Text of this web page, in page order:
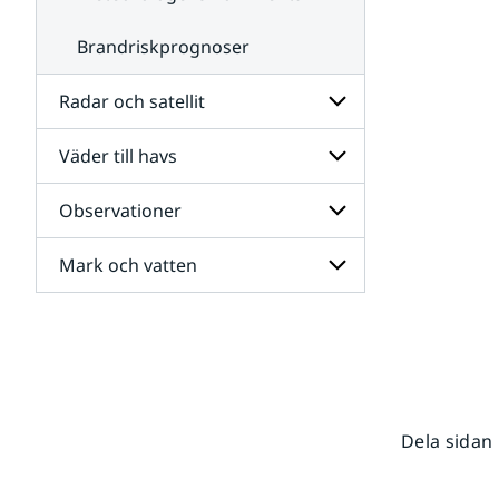
Brandriskprognoser
Radar och satellit
Undersidor
för
Radar
och
satellit
Väder till havs
Undersidor
för
Väder
till
havs
Observationer
Undersidor
för
Mark och vatten
Dela sidan